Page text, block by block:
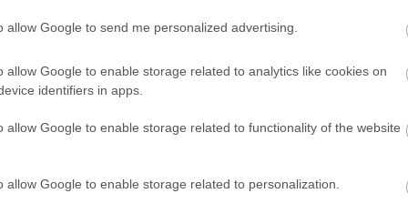
allow Google to send me personalized advertising.
allow Google to enable storage related to analytics like cookies on
identifiers in apps.
allow Google to enable storage related to functionality of the website
allow Google to enable storage related to personalization.
Νέα Αγχίαλο: 66χρονος αυνανιζόταν με 13χρονη
έγινε αντιληπτός
βρετανικών Αρχών άφησε 40χρονο ημιτυφλό
να σκοτώσει δύο ιερόδουλες
η Ελίζαμπεθ Χάρλεϊ: Ποζάρει με μαγιό και